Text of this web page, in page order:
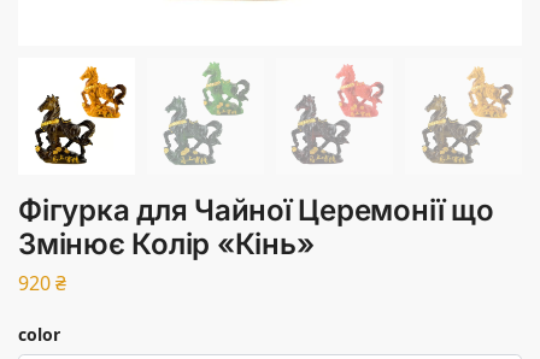
Фігурка для Чайної Церемонії що
Змінює Колір «Кінь»
920₴
color